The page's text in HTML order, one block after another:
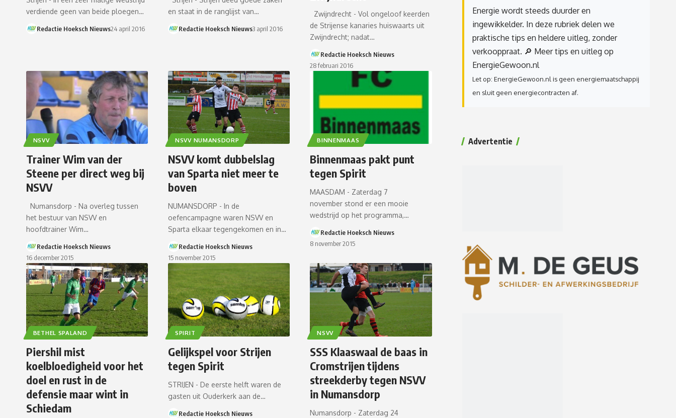
verdiende geen van beide ploegen…
Redactie Hoeksch Nieuws24 april 2016
en staat in de ranglijst van…
Redactie Hoeksch Nieuws3 april 2016
Zwijndrecht - Vol ongeloof keerden
de Strijense kanaries huiswaarts uit
Zwijndrecht; nadat…
Redactie Hoeksch Nieuws
28 februari 2016
NSVV
Trainer Wim van der
Steene per direct weg bij
NSVV
Numansdorp - Na overleg tussen
het bestuur van NSVV en
hoofdtrainer Wim…
Redactie Hoeksch Nieuws
16 december 2015
NSVV NUMANSDORP
NSVV komt dubbelslag
van Sparta niet meer te
boven
NUMANSDORP - In de
oefencampagne waren NSVV en
Sparta elkaar tegengekomen en in…
Redactie Hoeksch Nieuws
15 november 2015
BINNENMAAS
Binnenmaas pakt punt
tegen Spirit
MAASDAM - Zaterdag 7
november stond er een mooie
wedstrijd op het programma,…
Redactie Hoeksch Nieuws
8 november 2015
BETHEL SPALAND
Piershil mist
koelbloedigheid voor het
doel en rust in de
defensie maar wint in
Schiedam
SPIRIT
Gelijkspel voor Strijen
tegen Spirit
STRIJEN - De eerste helft waren de
gasten uit Ouderkerk aan de…
Redactie Hoeksch Nieuws
NSVV
SSS Klaaswaal de baas in
Cromstrijen tijdens
streekderby tegen NSVV
in Numansdorp
Numansdorp - Zaterdag 24
Energie wordt steeds duurder en
ingewikkelder. In deze rubriek delen we
praktische tips en heldere uitleg, zonder
verkooppraat. 🔎 Meer tips en uitleg op
EnergieGewoon.nl
Let op: EnergieGewoon.nl is geen energiemaatschappij
en sluit geen energiecontracten af.
Advertentie